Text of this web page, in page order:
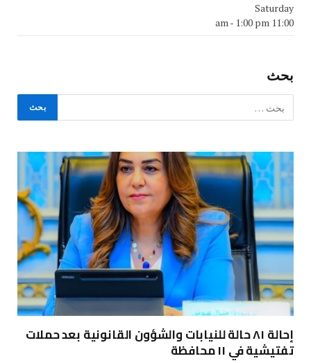
Saturday
11:00 am
- 1:00 pm
بحث
إحالة ٨١ حالة للنيابات والشؤون القانونية بعد حملات
تفتيشية في ١١ محافظة